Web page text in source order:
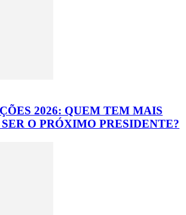
2026: QUEM TEM MAIS
O PRÓXIMO PRESIDENTE?